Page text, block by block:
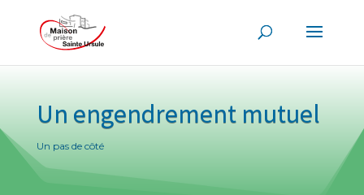
Un engendrement mutuel
Un pas de côté